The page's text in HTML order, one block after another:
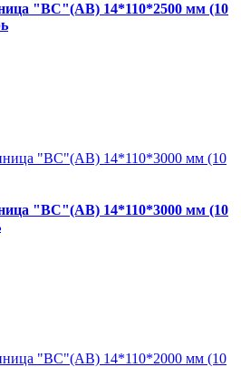
"ВС"(АВ) 14*110*2500 мм (10
"ВС"(АВ) 14*110*3000 мм (10